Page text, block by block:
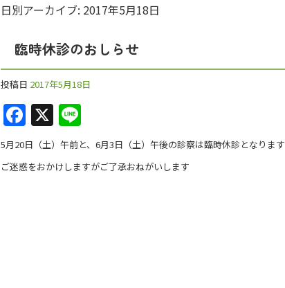
日別アーカイブ: 2017年5月18日
臨時休診のおしらせ
投稿日 2017年5月18日
F
a
c
e
X
n
e
5月20日（土）午前と、6月3日（土）午後の診察は臨時休診となります
ご迷惑をおかけしますがご了承おねがいします